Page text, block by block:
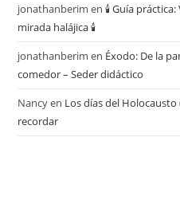
jonathanberim en🕯️ Guía
mirada halájica 🕯️
jonathanberim en Éxodo: De la
comedor – Seder didáctico
Nancyen Los días del
recordar